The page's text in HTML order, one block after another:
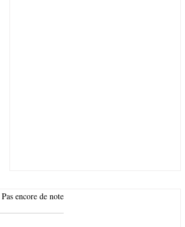
5.
Pas encore de note